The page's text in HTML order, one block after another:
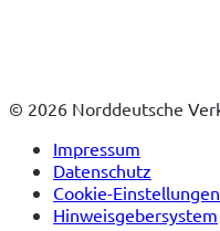
© 2026 Norddeutsche
Impressum
Datenschutz
Cookie-Einstellungen
Hinweisgebersystem